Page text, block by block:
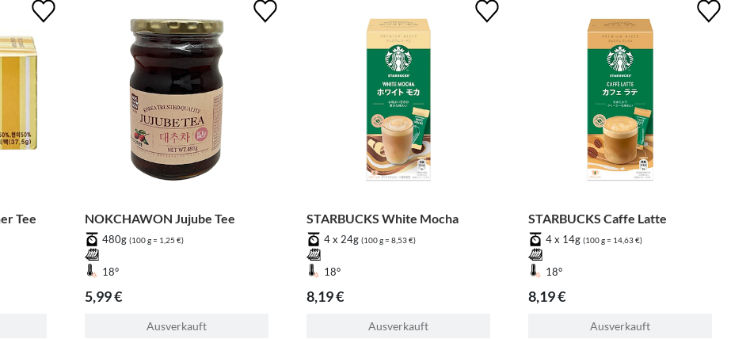
Tee NOKCHAWON Jujube Tee
480g (100 g = 1,25 €)
18°
5,99 €
Ausverkauft
STARBUCKS White Mocha
4 x 24g (100 g = 8,53 €)
18°
8,19 €
Ausverkauft
STARBUCKS Caffe Latte
4 x 14g (100 g = 14,63 €)
18°
8,19 €
Ausverkauft